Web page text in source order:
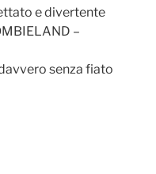
e divertente
–
senza fiato